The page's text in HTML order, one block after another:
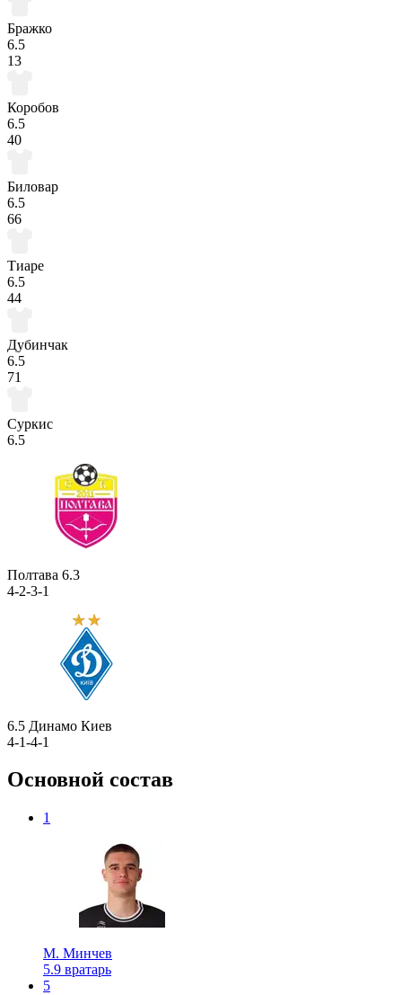
Бражко
6.5
13
Коробов
6.5
40
Биловар
6.5
66
Тиаре
6.5
44
Дубинчак
6.5
71
Суркис
6.5
Полтава 6.3
4-2-3-1
6.5 Динамо Киев
4-1-4-1
Основной состав
1
М. Минчев
5.9 вратарь
5